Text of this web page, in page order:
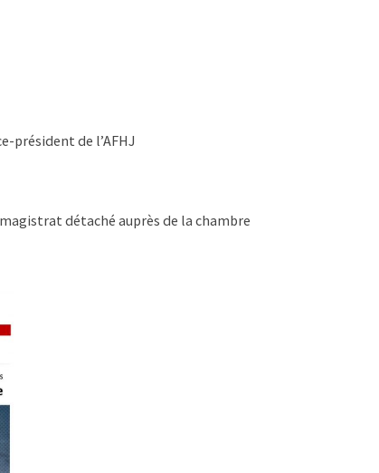
président de l’AFHJ
détaché auprès de la chambre